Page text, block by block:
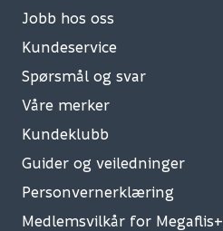
Jobb hos oss
Kundeservice
Spørsmål og svar
Våre merker
Kundeklubb
Guider og veiledninger
Personvernerklæring
Medlemsvilkår for Megaflis+